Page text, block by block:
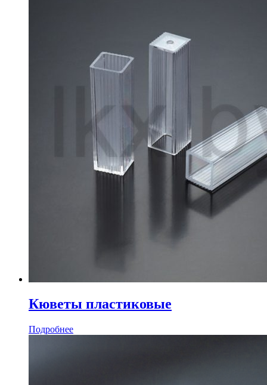
Кюветы пластиковые
Подробнее